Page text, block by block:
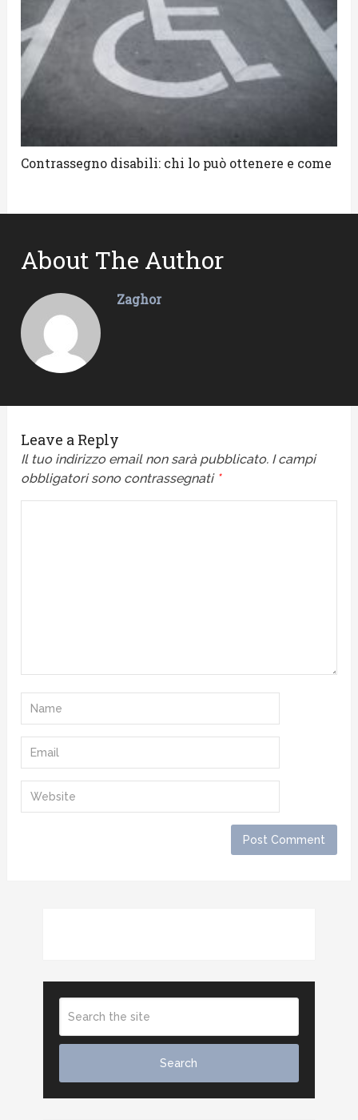
Contrassegno disabili: chi lo può ottenere e come
About The Author
Zaghor
Leave a Reply
Il tuo indirizzo email non sarà pubblicato. I campi
obbligatori sono contrassegnati *